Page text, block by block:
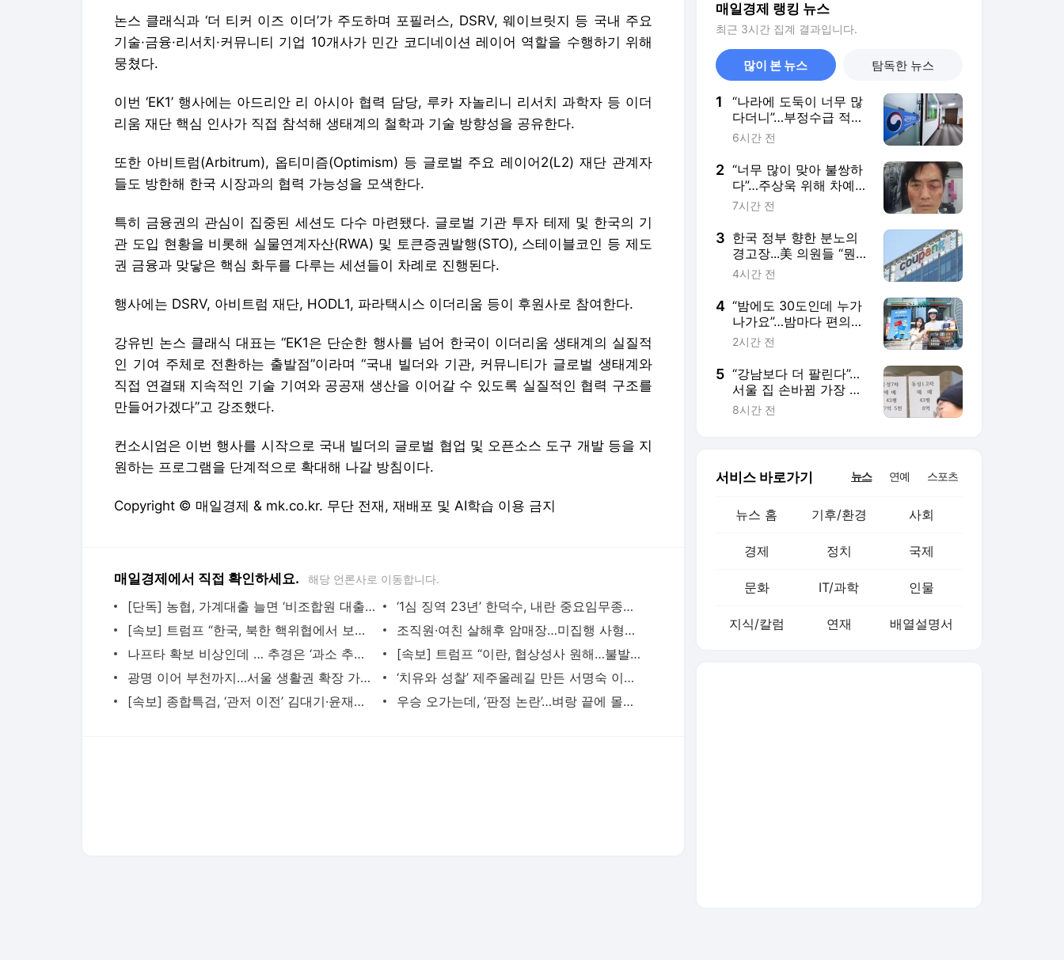
또한 아비트럼(Arbitrum), 옵티미즘(Optimism) 등 글로벌 주요 레이어2(L2) 재단 관계자
들도 방한해 한국 시장과의 협력 가능성을 모색한다.
특히 금융권의 관심이 집중된 세션도 다수 마련됐다. 글로벌 기관 투자 테제 및 한국의 기
관 도입 현황을 비롯해 실물연계자산(RWA) 및 토큰증권발행(STO), 스테이블코인 등 제도
행사에는 DSRV, 아비트럼 재단, HODL1, 파라택시스 이더리움 등이 후원사로 참여한다.
강유빈 논스 클래식 대표는 “EK1은 단순한 행사를 넘어 한국이 이더리움 생태계의 실질적
인 기여 주체로 전환하는 출발점”이라며 “국내 빌더와 기관, 커뮤니티가 글로벌 생태계와
직접 연결돼 지속적인 기술 기여와 공공재 생산을 이어갈 수 있도록 실질적인 협력 구조를
원하는 프로그램을 단계적으로 확대해 나갈 방침이다.
Copyright © 매일경제 & mk.co.kr. 무단 전재, 재배포 및 AI학습 이용 금지
매일경제에서 직접 확인하세요. 해당 언론사로 이동합니다.
[속보] 트럼프 “한국, 북한 핵위협에서 보호해줘도 돕지 않아” - 매일경제
[속보] 종합특검, ‘관저 이전’ 김대기·윤재순 등 압수수색·출국금지 - 매일경제
매일경제 랭킹 뉴스
최근 3시간 집계 결과입니다.
많이 본 뉴스 탐독한 뉴스
1
“나라에 도둑이 너무 많
다더니”…부정수급 적발
1300억 ‘역대 최대’
6시간 전
2 “너무 많이 맞아 불쌍하
다”…주상욱 위해 차예련
이 준비한 보양식
7시간 전
3 한국 정부 향한 분노의
경고장...美 의원들 “뭔
데 우리 기업을 검열하
4시간 전
4 “밤에도 30도인데 누가
나가요”…밤마다 편의점
배달 터졌다
2시간 전
5 “강남보다 더 팔린다”…
서울 집 손바뀜 가장 많
은 곳 ‘은평·중랑’
8시간 전
서비스 바로가기 뉴스 연예 스포츠
뉴스 홈 기후/환경 사회
경제 정치 국제
문화 IT/과학 인물
지식/칼럼 연재 배열설명서